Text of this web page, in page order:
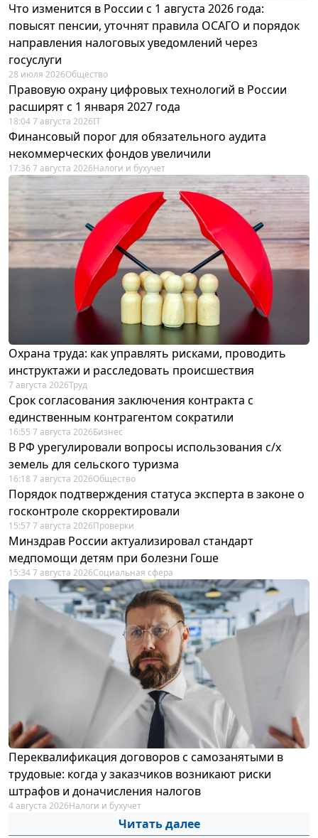
Что изменится в России с 1 августа 2026 года:
повысят пенсии, уточнят правила ОСАГО и порядок
направления налоговых уведомлений через
госуслуги
28 июля 2026Общество
Правовую охрану цифровых технологий в России
расширят с 1 января 2027 года
18:04 7 августа 2026IT
Финансовый порог для обязательного аудита
некоммерческих фондов увеличили
17:36 7 августа 2026Налоги и бухучет
Охрана труда: как управлять рисками, проводить
инструктажи и расследовать происшествия
7 августа 2026Труд
Срок согласования заключения контракта с
единственным контрагентом сократили
16:55 7 августа 2026Бизнес
В РФ урегулировали вопросы использования с/х
земель для сельского туризма
16:18 7 августа 2026Общество
Порядок подтверждения статуса эксперта в законе о
госконтроле скорректировали
15:57 7 августа 2026Проверки
Минздрав России актуализировал стандарт
медпомощи детям при болезни Гоше
15:34 7 августа 2026Социальная сфера
Переквалификация договоров с самозанятыми в
трудовые: когда у заказчиков возникают риски
штрафов и доначисления налогов
4 августа 2026Налоги и бухучет
Читать далее